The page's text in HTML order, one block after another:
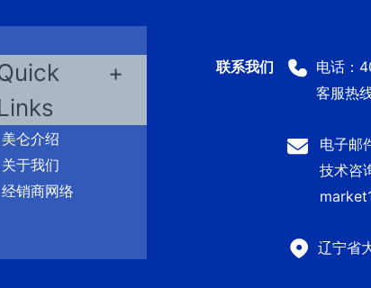
美仑介绍
关于我们
经销商网络
电话：
客服热
电子邮
技术咨
辽宁省